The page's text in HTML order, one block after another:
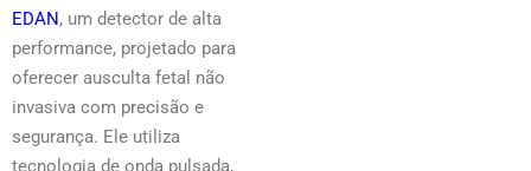
EDAN, um detector de alta
performance, projetado para
oferecer ausculta fetal não
invasiva com precisão e
segurança. Ele utiliza
tecnologia de onda pulsada,